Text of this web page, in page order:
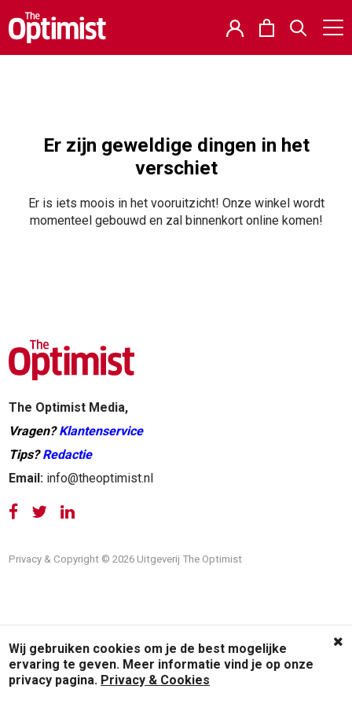
Er zijn geweldige dingen in het
verschiet
Er is iets moois in het vooruitzicht! Onze winkel wordt
momenteel gebouwd en zal binnenkort online komen!
The Optimist Media,
Vragen? Klantenservice
Tips? Redactie
Email: info@theoptimist.nl
Privacy & Copyright © 2026 Uitgeverij The Optimist
Wij gebruiken cookies om je de best mogelijke
ervaring te geven. Meer informatie vind je op onze
privacy pagina. Privacy & Cookies